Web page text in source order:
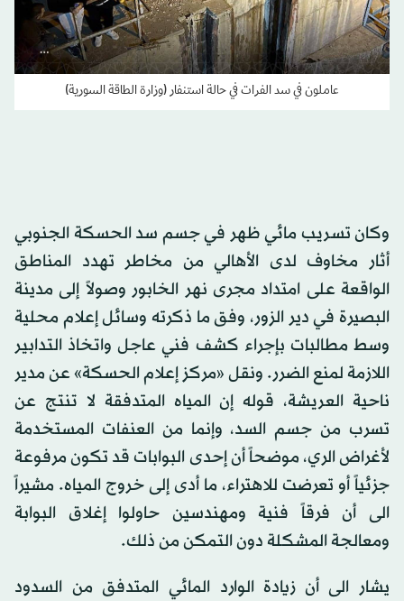
عاملون في سد الفرات في حالة استنفار (وزارة الطاقة السورية)
وكان تسريب مائي ظهر في جسم سد الحسكة الجنوبي
أثار مخاوف لدى الأهالي من مخاطر تهدد المناطق
الواقعة على امتداد مجرى نهر الخابور وصولاً إلى مدينة
البصيرة في دير الزور، وفق ما ذكرته وسائل إعلام محلية
وسط مطالبات بإجراء كشف فني عاجل واتخاذ التدابير
اللازمة لمنع الضرر. ونقل «مركز إعلام الحسكة» عن مدير
ناحية العريشة، قوله إن المياه المتدفقة لا تنتج عن
تسرب من جسم السد، وإنما من العنفات المستخدمة
لأغراض الري، موضحاً أن إحدى البوابات قد تكون مرفوعة
جزئياً أو تعرضت للاهتراء، ما أدى إلى خروج المياه. مشيراً
الى أن فرقاً فنية ومهندسين حاولوا إغلاق البوابة
ومعالجة المشكلة دون التمكن من ذلك.
يشار الى أن زيادة الوارد المائي المتدفق من السدود